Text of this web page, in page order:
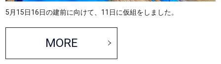
5月15日16日の建前に向けて、11日に仮組をしました。
MORE